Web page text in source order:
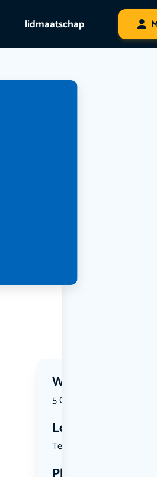
lidmaatschap
Wanneer?
5 October 2026 | 17:30
Locatie
Tesselscha...